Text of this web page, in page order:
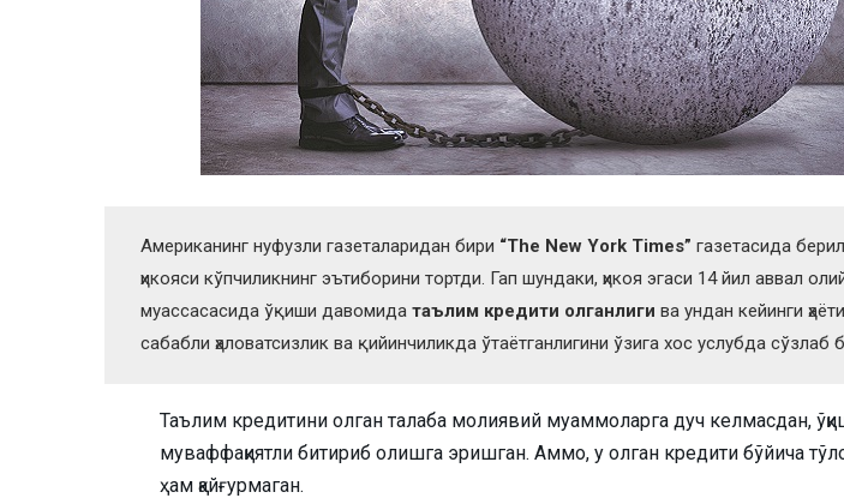
Американинг нуфузли газеталаридан бири “The New York Times” газетасида
ҳикояси кўпчиликнинг эътиборини тортди. Гап шундаки, ҳикоя эгаси 14 йил аввал
муассасасида ўқиши давомида таълим кредити олганлиги ва ундан кейинги
сабабли ҳаловатсизлик ва қийинчиликда ўтаётганлигини ўзига хос услубда сўзлаб
Таълим кредитини олган талаба молиявий муаммоларга дуч келмасдан,
муваффақиятли битириб олишга эришган. Аммо, у олган кредити бўйича
ҳам қайғурмаган.